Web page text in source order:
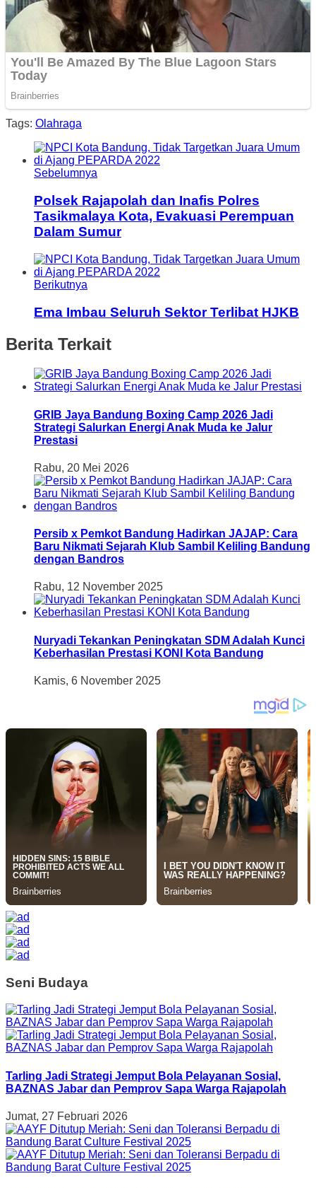
Tags: Olahraga
Sebelumnya
Polsek Rajapolah dan Inafis Polres
Tasikmalaya Kota, Evakuasi Perempuan
Dalam Sumur
Berikutnya
Ema Imbau Seluruh Sektor Terlibat HJKB
Berita Terkait
GRIB Jaya Bandung Boxing Camp 2026 Jadi
Strategi Salurkan Energi Anak Muda ke Jalur
Prestasi
Rabu, 20 Mei 2026
Persib x Pemkot Bandung Hadirkan JAJAP: Cara
Baru Nikmati Sejarah Klub Sambil Keliling Bandung
dengan Bandros
Rabu, 12 November 2025
Nuryadi Tekankan Peningkatan SDM Adalah Kunci
Keberhasilan Prestasi KONI Kota Bandung
Kamis, 6 November 2025
Seni Budaya
Tarling Jadi Strategi Jemput Bola Pelayanan Sosial,
BAZNAS Jabar dan Pemprov Sapa Warga Rajapolah
Jumat, 27 Februari 2026